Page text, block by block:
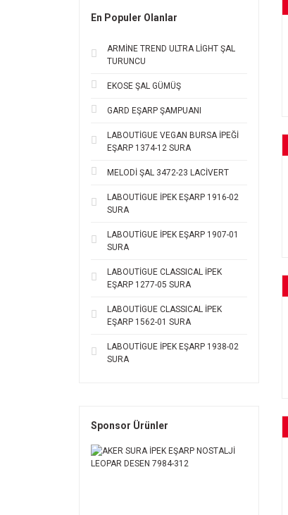
En Populer Olanlar
ARMİNE TREND ULTRA LİGHT ŞAL
TURUNCU
EKOSE ŞAL GÜMÜŞ
GARD EŞARP ŞAMPUANI
LABOUTİGUE VEGAN BURSA İPEĞİ
EŞARP 1374-12 SURA
MELODİ ŞAL 3472-23 LACİVERT
LABOUTİGUE İPEK EŞARP 1916-02
SURA
LABOUTİGUE İPEK EŞARP 1907-01
SURA
LABOUTİGUE CLASSICAL İPEK
EŞARP 1277-05 SURA
LABOUTİGUE CLASSICAL İPEK
EŞARP 1562-01 SURA
LABOUTİGUE İPEK EŞARP 1938-02
SURA
Sponsor Ürünler